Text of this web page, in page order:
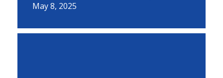
May 8, 2025